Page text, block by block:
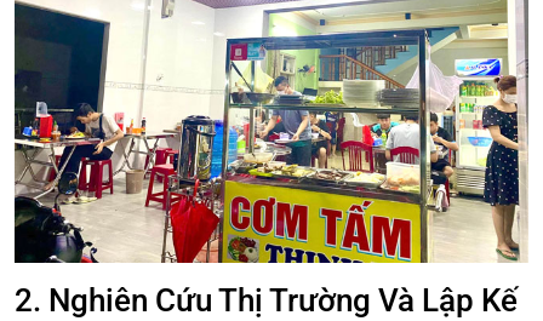
2. Nghiên Cứu Thị Trường Và Lập Kế